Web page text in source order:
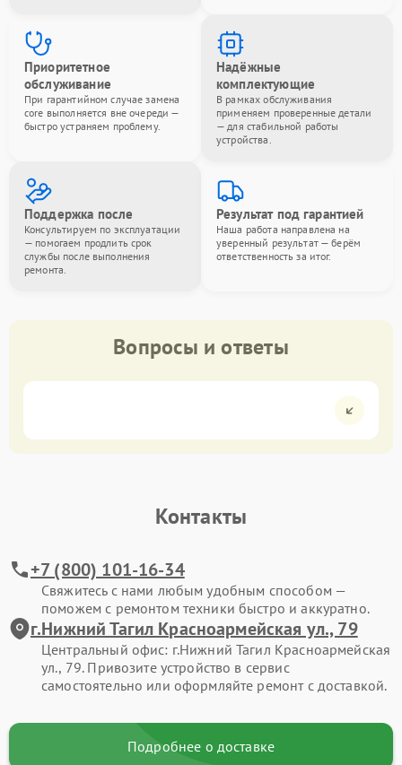
Приоритетное
обслуживание
При гарантийном случае замена
core выполняется вне очереди —
быстро устраняем проблему.
Надёжные
комплектующие
В рамках обслуживания
применяем проверенные детали
— для стабильной работы
устройства.
Поддержка после
Консультируем по эксплуатации
— помогаем продлить срок
службы после выполнения
ремонта.
Результат под гарантией
Наша работа направлена на
уверенный результат — берём
ответственность за итог.
Вопросы и ответы
Контакты
+7 (800) 101-16-34
Свяжитесь с нами любым удобным способом —
поможем с ремонтом техники быстро и аккуратно.
г.Нижний Тагил Красноармейская ул., 79
Центральный офис: г.Нижний Тагил Красноармейская
ул., 79. Привозите устройство в сервис
самостоятельно или оформляйте ремонт с доставкой.
Подробнее о доставке